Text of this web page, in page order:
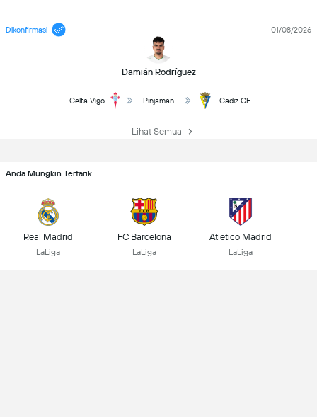
Dikonfirmasi
Damián Rodríguez
01/08/2026
Celta Vigo Pinjaman Cadiz CF
Lihat Semua
Anda Mungkin Tertarik
Real Madrid
LaLiga
FC Barcelona
LaLiga
Atletico Madrid
LaLiga